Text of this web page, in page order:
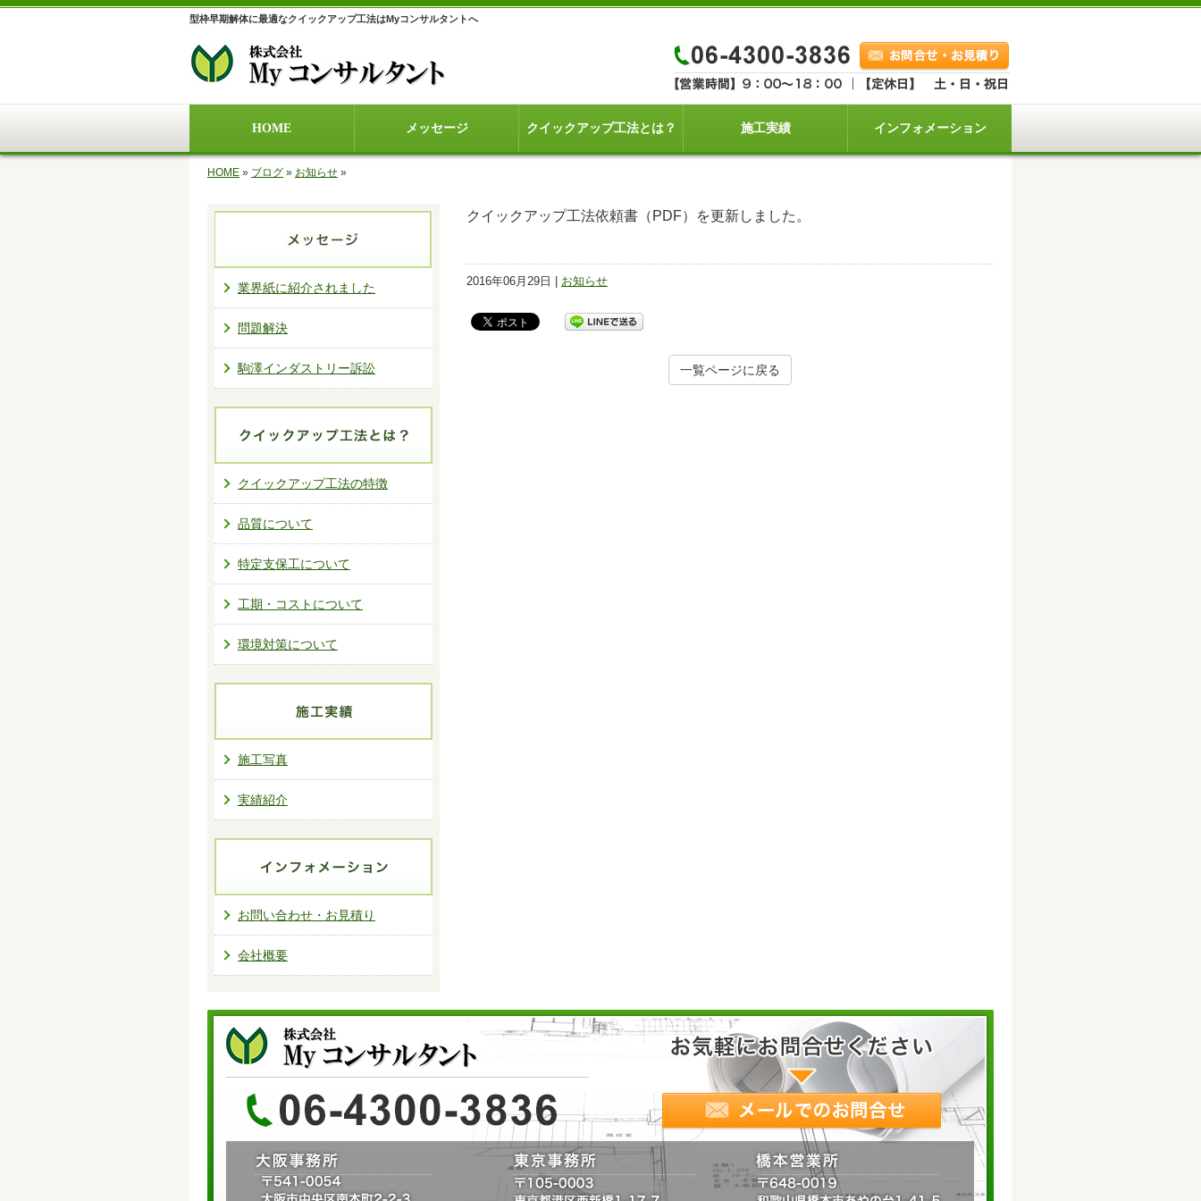
型枠早期解体に最適なクイックアップ工法はMyコンサルタントへ
HOME メッセージ クイックアップ工法とは？ 施工実績 インフォメーション
HOME » ブログ » お知らせ »
クイックアップ工法依頼書（PDF）を更新しました。
2016年06月29日 | お知らせ
一覧ページに戻る
業界紙に紹介されました
問題解決
駒澤インダストリー訴訟
クイックアップ工法の特徴
品質について
特定支保工について
工期・コストについて
環境対策について
施工写真
実績紹介
お問い合わせ・お見積り
会社概要